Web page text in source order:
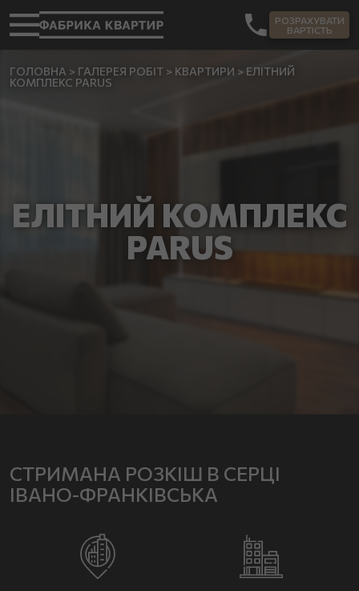
РОЗРАХУВАТИ
ВАРТІСТЬ
ГОЛОВНА > ГАЛЕРЕЯ РОБІТ > КВАРТИРИ > ЕЛІТНИЙ
КОМПЛЕКС PARUS
ЕЛІТНИЙ КОМПЛЕКС
PARUS
СТРИМАНА РОЗКІШ В СЕРЦІ
ІВАНО-ФРАНКІВСЬКА